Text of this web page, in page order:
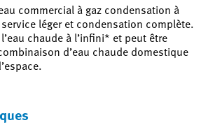
commercial à gaz condensation à
léger et condensation complète.
chaude à l’infini* et peut être
d’eau chaude domestique